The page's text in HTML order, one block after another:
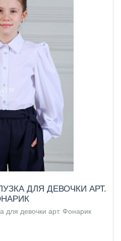
ДЛЯ ДЕВОЧКИ АРТ.
для девочки арт. Фонарик